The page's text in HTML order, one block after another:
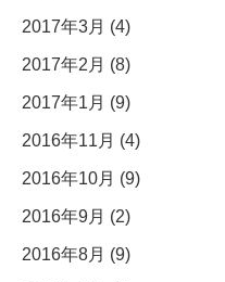
2017年3月 (4)
2017年2月 (8)
2017年1月 (9)
2016年11月 (4)
2016年10月 (9)
2016年9月 (2)
2016年8月 (9)